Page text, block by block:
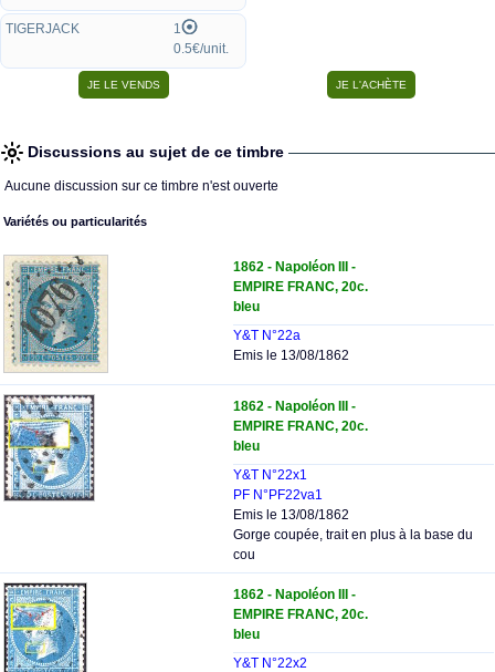
TIGERJACK
1
0.5€/unit.
Discussions au sujet de ce timbre
Aucune discussion sur ce timbre n'est ouverte
Variétés ou particularités
1862 - Napoléon III -
EMPIRE FRANC, 20c.
bleu
Y&T N°22a
Emis le 13/08/1862
1862 - Napoléon III -
EMPIRE FRANC, 20c.
bleu
Y&T N°22x1
PF N°PF22va1
Emis le 13/08/1862
Gorge coupée, trait en plus à la base du
cou
1862 - Napoléon III -
EMPIRE FRANC, 20c.
bleu
Y&T N°22x2